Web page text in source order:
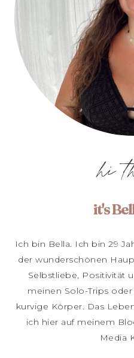
hi
it's
Ich bin Bella. Ich bin 29
der wunderschönen
Selbstliebe, Positivität
meinen Solo-Trips
kurvige Körper. Das
ich hier auf meinem
Media